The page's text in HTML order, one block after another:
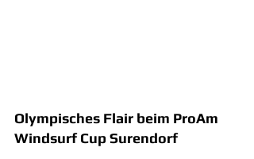
Olympisches Flair beim ProAm
Windsurf Cup Surendorf